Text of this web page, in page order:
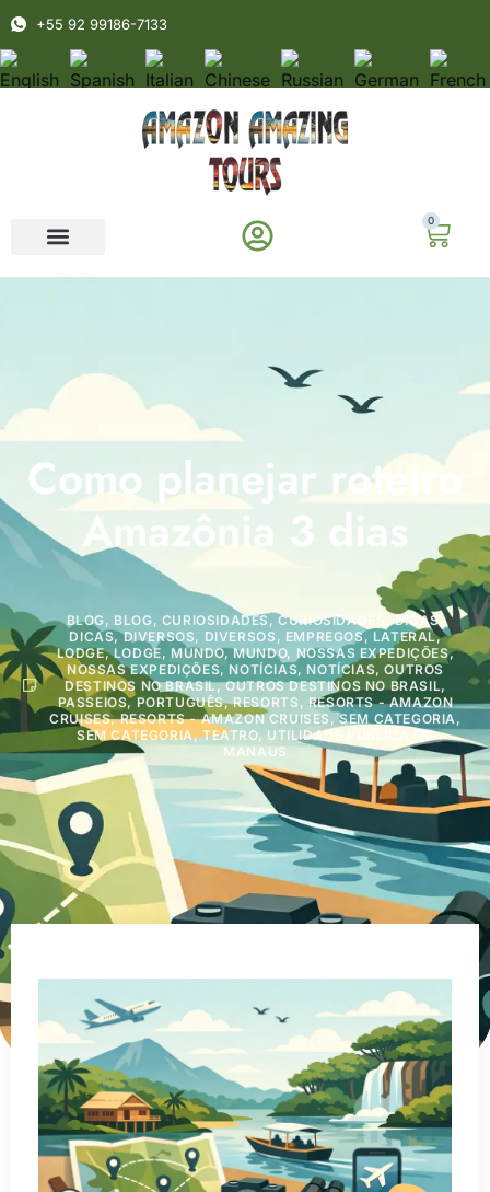
+55 92 99186-7133
0
Como planejar roteiro
Amazônia 3 dias
BLOG, BLOG, CURIOSIDADES,CURIOSIDADES ,DICAS ,
DICAS,DIVERSOS, DIVERSOS , EMPREGOS, LATERAL,
LODGE,LODGE, MUNDO,MUNDO, NOSSAS EXPEDIÇÕES,
NOSSAS EXPEDIÇÕES, NOTÍCIAS, NOTÍCIAS,OUTROS
DESTINOS NO BRASIL,OUTROS DESTINOS NO BRASIL,
PASSEIOS, PORTUGUÊS,RESORTS , RESORTS - AMAZON
CRUISES,RESORTS - AMAZON CRUISES ,SEM CATEGORIA ,
SEM CATEGORIA,TEATRO, UTILIDADE PÚBLICA EM
MANAUS